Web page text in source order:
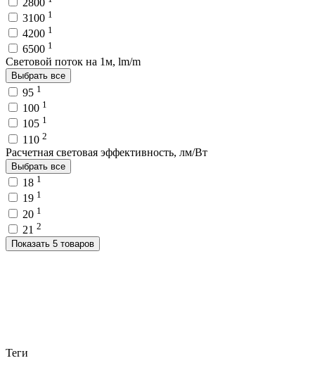
3100 1
4200 1
6500 1
Световой поток на 1м, lm/m
Выбрать все
95 1
100 1
105 1
110 2
Расчетная световая эффективность, лм/Вт
Выбрать все
18 1
19 1
20 1
21 2
Показать 5 товаров
Теги